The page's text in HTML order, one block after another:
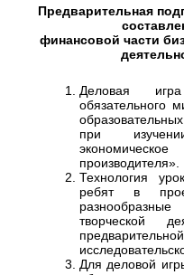
Предварительная
финансовой части
Деловая
обязательного
при
производителя».
Технология
ребят в
творческой
Для деловой